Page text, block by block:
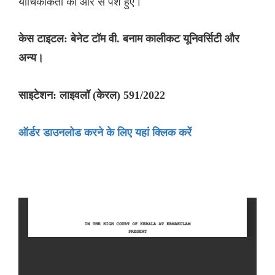
केस टाइटल: बेनेट टॉम वी. बनाम कालीकट यूनिवर्सिटी और
अन्य।
साइटेशन: लाइवलॉ (केरल) 591/2022
ऑर्डर डाउनलोड करने के लिए यहां क्लिक करें